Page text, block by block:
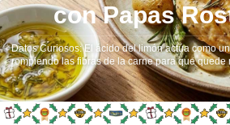
con Papas
Datos Curiosos: El ácido del limón actúa como
rompiendo las fibras de la carne para que quede